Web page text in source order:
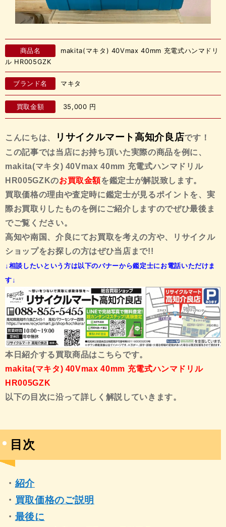
商品名
makita(マキタ) 40Vmax 40mm 充電式ハンマドリ
ル HR005GZK
ブランド名 マキタ
買取金額 35,000 円
こんにちは、 リサイクルマート高知介良店です！
この記事では当店にお持ち頂いた実際の商品を例に、
makita(マキタ) 40Vmax 40mm 充電式ハンマドリル
HR005GZKのお買取金額を鑑定士が解説致します。
買取価格の理由や査定時に鑑定士が見るポイントを、実
際お買取りしたものを例にご紹介しますのでぜひ最後ま
でご覧ください。
高知や南国、介良にてお買取を考えの方や、リサイクル
ショップをお探しの方はぜひ当店まで!!
↓相談したいという方は以下のバナーから鑑定士にお電話いただけま
す↓
本日紹介する買取商品はこちらです。
makita(マキタ) 40Vmax 40mm 充電式ハンマドリル
HR005GZK
以下の目次に沿って詳しく解説していきます。
目次
・ 紹介
・ 買取価格のご説明
・ 最後に